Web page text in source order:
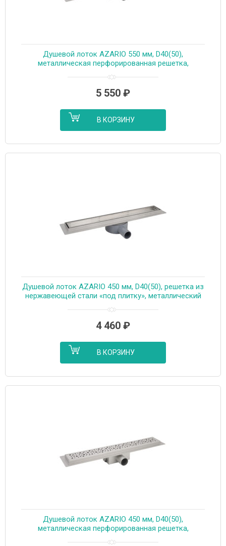
Душевой лоток AZARIO 550 мм, D40(50),
металлическая перфорированная решетка,
(AZT2PT20550)
5 550 ₽
В КОРЗИНУ
Душевой лоток AZARIO 450 мм, D40(50), решетка из
нержавеющей стали «под плитку», металлический
(AZT3TILE450)
4 460 ₽
В КОРЗИНУ
Душевой лоток AZARIO 450 мм, D40(50),
металлическая перфорированная решетка,